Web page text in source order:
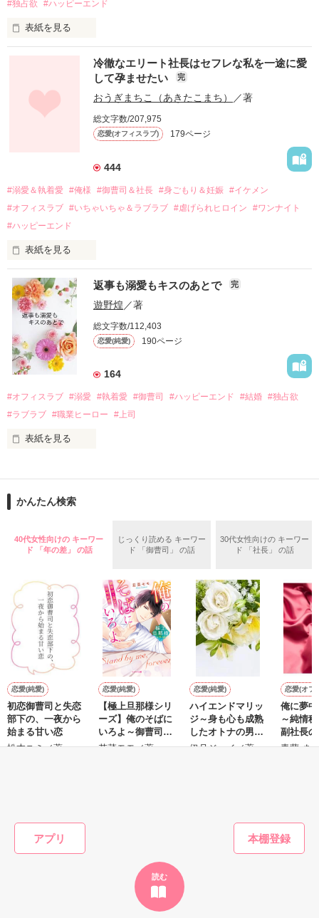
アプリ
読む
#独占欲
#ハッピーエンド
表紙を見る
幼なじみの哲平に淡い恋心を抱いていた美桜。
しかし、ある出来事をきっかけに二人の関係は壊れてしまう。
関係修復もできないまま、美桜は両親の離婚によって
引っ越すことになり、哲平とも離れ離れになった。
それから約十二年後。
過去の傷から、二度と会いたくないと思っていた哲平に
運命のような再会を果たす。
酔った勢いで一夜を共にしてしまった。
さらに、美桜が初めてだと知った哲平は
『責任をとる、結婚しよう』と真っ直ぐに告げてきた。
戸惑う美桜とは裏腹に、好きという気持ちを隠すことなく
甘やかしてくる。
そんなある日、哲平は美桜がストーカー被害に
遭っていることを知る。
美桜を守るため、哲平は同居を提案してきて――。
夏木美桜(なつきみお)
鳴海哲平 (なるみてっぺい)
2026.6.5～2026.7.25
＊以前、公開していた話の改稿版です＊
作品を読む
冷徹なエリート社長はセフレな私を一途に愛
して孕ませたい
完
おうぎまちこ（あきたこまち） ／著
総文字数/207,975
恋愛(オフィスラブ) 179ページ
444
#溺愛＆執着愛 #俺様 #御曹司＆社長 #身ごもり＆妊娠 #イケメン
#オフィスラブ #いちゃいちゃ＆ラブラブ #虐げられヒロイン
#ワンナイト
#ハッピーエンド
表紙を見る
おかしな噂を流されて前の職場でうまくいかなかった梅田美
桜は、海外で傷心旅行をしていたところ、日本人美青年と出会
い、酒の勢いもあり一夜限りの関係となる。
帰国後、美桜は新しい職場でワンナイトした美青年と再会。
なんと彼の正体は、とある財閥御曹司にも関わらず、一族を離
れて起業した新進気鋭の実業家、社内でも冷徹だと評判な社長
――御影恭司その人だったのだ――！
なぜか恭司から飼い猫の世話係を命じられた美桜は、猫の世
の関係となってしまい――？
返事も溺愛もキスのあとで 完
遊野煌 ／著
総文字数/112,403
恋愛(純愛) 190ページ
164
#オフィスラブ #溺愛 #執着愛 #御曹司 #ハッピーエンド #結婚 #独占欲
#ラブラブ #職業ヒーロー #上司
表紙を見る
ションの企画戦略室で働いている。
めた、同期で恋人の石垣守（26）がいるのだが、後輩の姫原由
いた。
守と由羅から『便利屋雛子』と馬鹿にされ、一人こっそり泣い
た上、同居まで提案してきて──？
鷹哉『宜しくな、俺の雛子』🦅
雛子『俺の……ひぃ、雛子？！！！』🐥
シゴデキで冷徹な上司が見せる素顔は、なぜか想像以上に甘く
て……🐥💓🦅
※表紙も作中使用の画像も全てフリー素材です。
※執筆期間2026.6.3〜7.20完結です。
※他サイトさんにて恋愛トレンド1位でした〜良かったら読ん
で頂けると嬉しいです。
かんたん検索
40代女性向けの キーワー
ド 「年の差」 の話
じっくり読める キーワー
ド 「御曹司」 の話
30代女性向けの キーワー
ド 「社長」 の話
恋愛(純愛)
初恋御曹司と失恋
部下の、一夜から
始まる甘い恋
松本ユミ／著
恋愛(純愛)
【極上旦那様シリ
ーズ】俺のそばに
いろよ～御曹司と
溺甘な政略結婚～
若菜モモ／著
恋愛(純愛)
ハイエンドマリッ
ジ～身も心も成熟
したオトナの男に
愛されて～
伊月ジュイ／著
恋愛(オフ
俺に夢
～純情
副社長
拒めない
青蘭 ま